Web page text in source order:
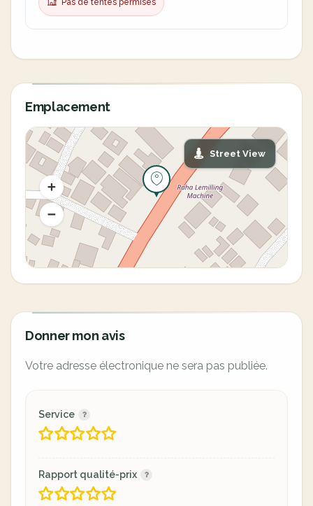
Pas de tentes permises
Emplacement
Street View
Donner mon avis
Votre adresse électronique ne sera pas publiée.
Service
Rapport qualité-prix